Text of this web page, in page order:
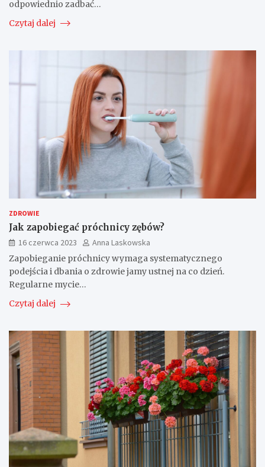
odpowiednio zadbać…
Czytaj dalej
ZDROWIE
Jak zapobiegać próchnicy zębów?
16 czerwca 2023
Anna Laskowska
Zapobieganie próchnicy wymaga systematycznego
podejścia i dbania o zdrowie jamy ustnej na co dzień.
Regularne mycie…
Czytaj dalej